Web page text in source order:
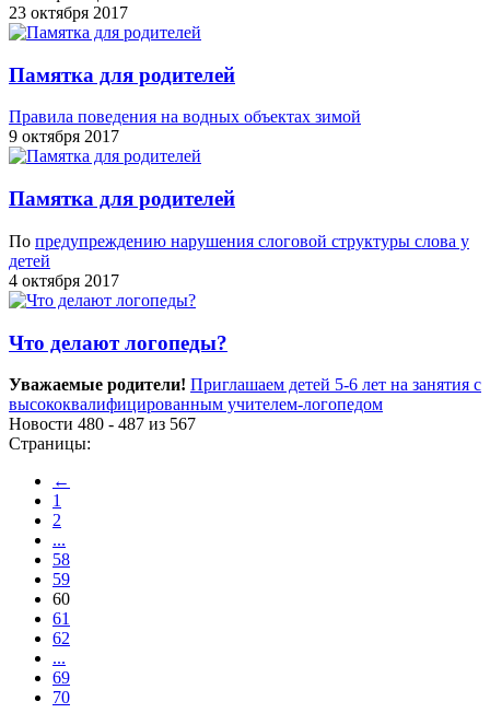
23 октября 2017
Памятка для родителей
Правила поведения на водных объектах зимой
9 октября 2017
Памятка для родителей
По предупреждению нарушения слоговой структуры слова у
детей
4 октября 2017
Что делают логопеды?
Уважаемые родители! Приглашаем детей 5-6 лет на занятия с
высококвалифицированным учителем-логопедом
Новости 480 - 487 из 567
Страницы:
←
1
2
...
58
59
60
61
62
...
69
70